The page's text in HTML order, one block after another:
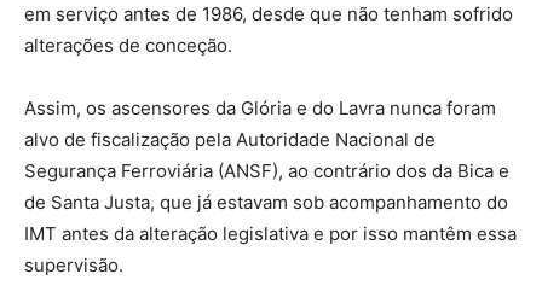
em serviço antes de 1986, desde que não tenham sofrido
alterações de conceção.
Assim, os ascensores da Glória e do Lavra nunca foram
alvo de fiscalização pela Autoridade Nacional de
Segurança Ferroviária (ANSF), ao contrário dos da Bica e
de Santa Justa, que já estavam sob acompanhamento do
IMT antes da alteração legislativa e por isso mantêm essa
supervisão.